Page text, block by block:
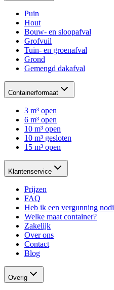
Puin
Hout
Bouw- en sloopafval
Grofvuil
Tuin- en groenafval
Grond
Gemengd dakafval
Containerformaat
3 m³ open
6 m³ open
10 m³ open
10 m³ gesloten
15 m³ open
Klantenservice
Prijzen
FAQ
Heb ik een vergunning
Welke maat container?
Zakelijk
Over ons
Contact
Blog
Overig